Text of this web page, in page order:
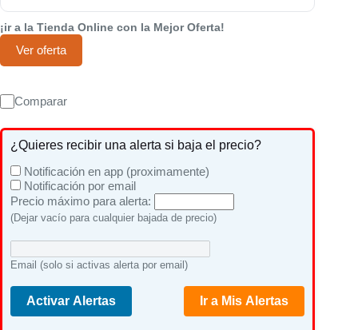
¡ir a la Tienda Online con la Mejor Oferta!
Ver oferta
Comparar
¿Quieres recibir una alerta si baja el precio?
Notificación en app (proximamente)
Notificación por email
Precio máximo para alerta:
(Dejar vacío para cualquier bajada de precio)
Email (solo si activas alerta por email)
Activar Alertas Ir a Mis Alertas